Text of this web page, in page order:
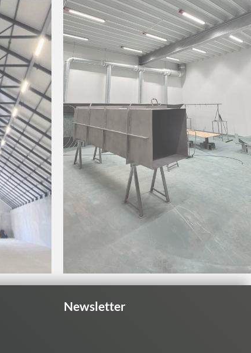
Newsletter